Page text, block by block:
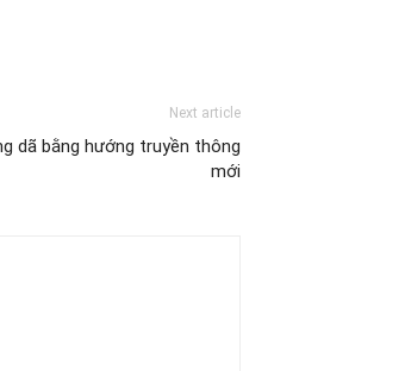
Next article
dã bằng hướng truyền thông
mới